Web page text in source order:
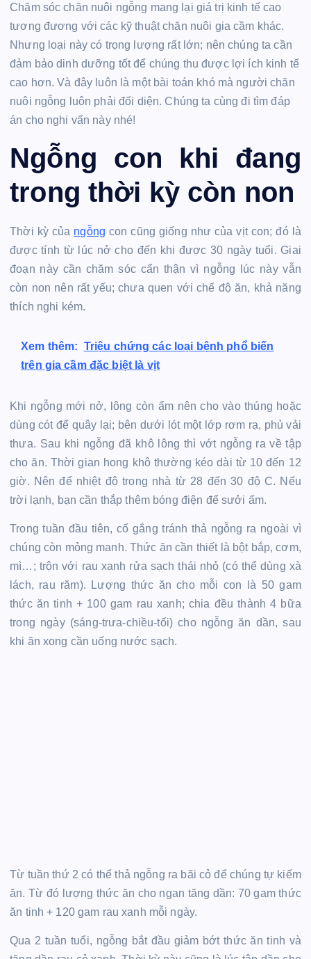
Chăm sóc chăn nuôi ngỗng mang lại giá trị kinh tế cao
tương đương với các kỹ thuật chăn nuôi gia cầm khác.
Nhưng loại này có trọng lượng rất lớn; nên chúng ta cần
đảm bảo dinh dưỡng tốt để chúng thu được lợi ích kinh tế
cao hơn. Và đây luôn là một bài toán khó mà người chăn
nuôi ngỗng luôn phải đối diện. Chúng ta cùng đi tìm đáp
án cho nghi vấn này nhé!
Ngỗng con khi đang
trong thời kỳ còn non
Thời kỳ của ngỗng con cũng giống như của vịt con; đó là
được tính từ lúc nở cho đến khi được 30 ngày tuổi. Giai
đoạn này cần chăm sóc cẩn thận vì ngỗng lúc này vẫn
còn non nên rất yếu; chưa quen với chế độ ăn, khả năng
thích nghi kém.
Xem thêm: Triệu chứng các loại bệnh phổ biến
trên gia cầm đặc biệt là vịt
Khi ngỗng mới nở, lông còn ẩm nên cho vào thúng hoặc
dùng cót để quây lại; bên dưới lót một lớp rơm rạ, phủ vải
thưa. Sau khi ngỗng đã khô lông thì vớt ngỗng ra về tập
cho ăn. Thời gian hong khô thường kéo dài từ 10 đến 12
giờ. Nên để nhiệt độ trong nhà từ 28 đến 30 độ C. Nếu
trời lạnh, bạn cần thắp thêm bóng điện để sưởi ấm.
Trong tuần đầu tiên, cố gắng tránh thả ngỗng ra ngoài vì
chúng còn mỏng manh. Thức ăn cần thiết là bột bắp, cơm,
mì…; trộn với rau xanh rửa sạch thái nhỏ (có thể dùng xà
lách, rau răm). Lượng thức ăn cho mỗi con là 50 gam
thức ăn tinh + 100 gam rau xanh; chia đều thành 4 bữa
trong ngày (sáng-trưa-chiều-tối) cho ngỗng ăn dần, sau
khi ăn xong cần uống nước sạch.
Từ tuần thứ 2 có thể thả ngỗng ra bãi cỏ để chúng tự kiếm
ăn. Từ đó lượng thức ăn cho ngan tăng dần: 70 gam thức
ăn tinh + 120 gam rau xanh mỗi ngày.
Qua 2 tuần tuổi, ngỗng bắt đầu giảm bớt thức ăn tinh và